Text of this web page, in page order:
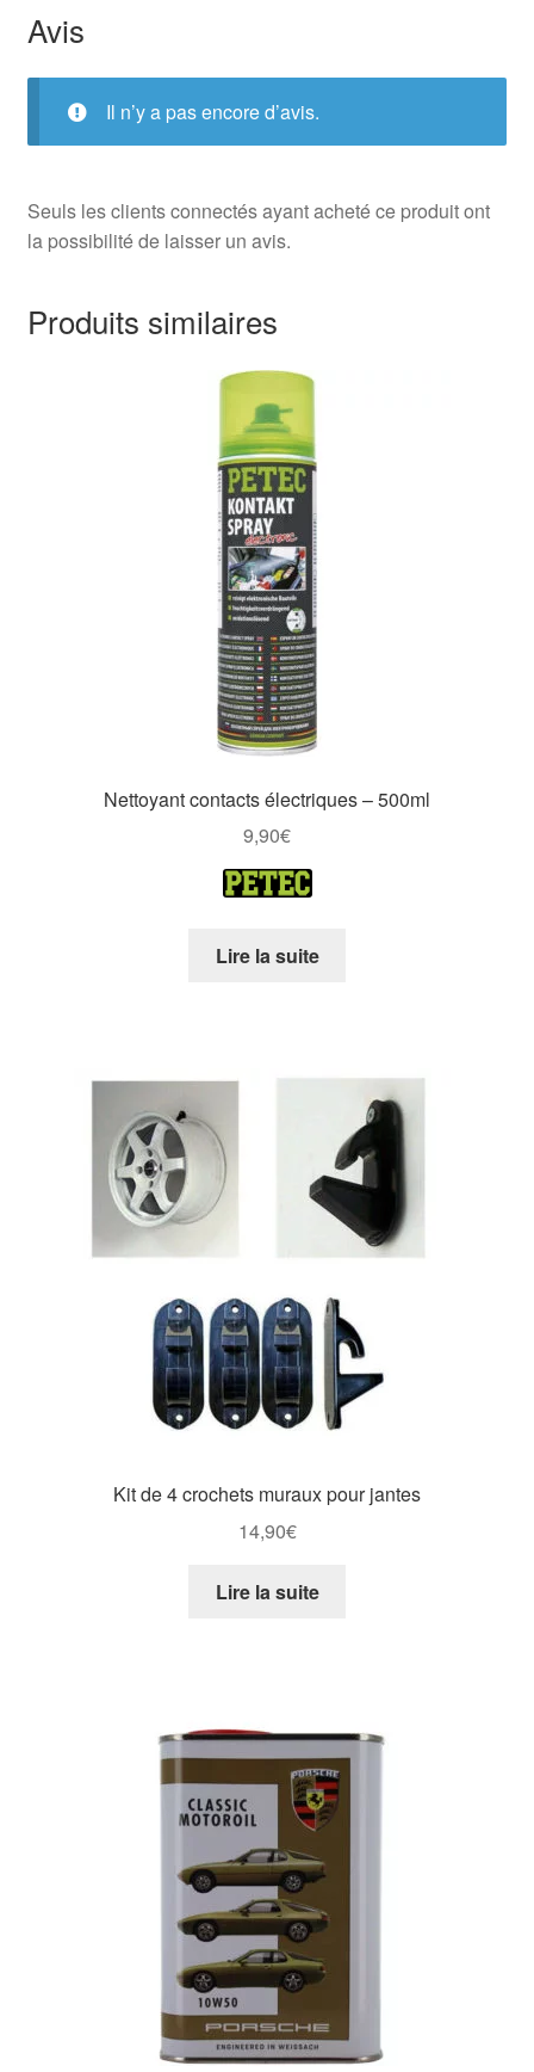
Avis
Il n’y a pas encore d’avis.
Seuls les clients connectés ayant acheté ce produit ont
la possibilité de laisser un avis.
Produits similaires
Nettoyant contacts électriques – 500ml
9,90€
Lire la suite
Kit de 4 crochets muraux pour jantes
14,90€
Lire la suite